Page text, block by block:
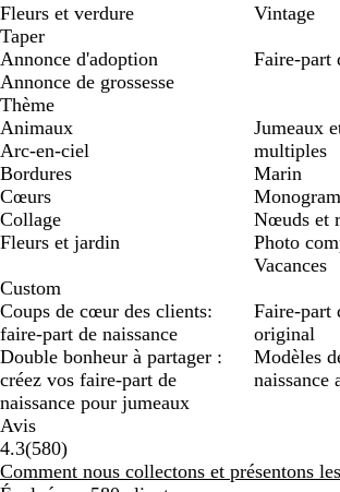
Fleurs et verdure
Vintage
Taper
Annonce d'adoption
Annonce de grossesse
Faire-part
Thème
Animaux
Arc-en-ciel
Bordures
Cœurs
Collage
Fleurs et jardin
Jumeaux
multiples
Marin
Nœuds et
Photo
Vacances
Custom
Coups de cœur des clients:
faire-part de naissance
Double bonheur à partager :
créez vos faire-part de
naissance pour jumeaux
Faire-part
original
Modèles
naissance
Avis
4.3(580580
avis
)
Comment nous collectons et présentons